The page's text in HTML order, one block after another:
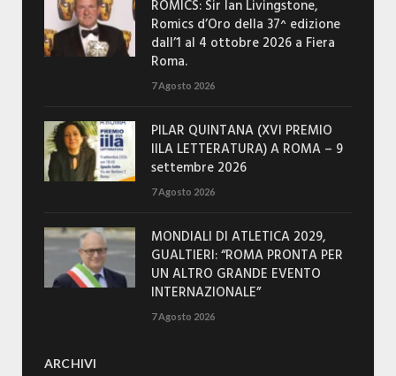
ROMICS: Sir Ian Livingstone,
Romics d’Oro della 37^ edizione
dall’1 al 4 ottobre 2026 a Fiera
Roma.
7 Agosto 2026
PILAR QUINTANA (XVI PREMIO
IILA LETTERATURA) A ROMA – 9
settembre 2026
7 Agosto 2026
MONDIALI DI ATLETICA 2029,
GUALTIERI: “ROMA PRONTA PER
UN ALTRO GRANDE EVENTO
INTERNAZIONALE”
7 Agosto 2026
ARCHIVI